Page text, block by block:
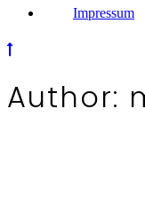
Impressum
Author: